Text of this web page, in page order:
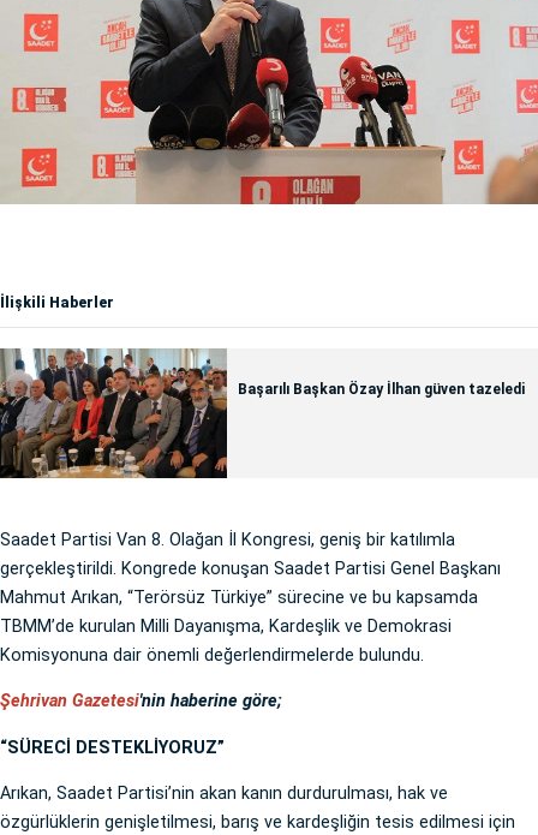
İlişkili Haberler
Başarılı Başkan Özay İlhan güven tazeledi
Saadet Partisi Van 8. Olağan İl Kongresi, geniş bir katılımla
gerçekleştirildi. Kongrede konuşan Saadet Partisi Genel Başkanı
Mahmut Arıkan, “Terörsüz Türkiye” sürecine ve bu kapsamda
TBMM’de kurulan Milli Dayanışma, Kardeşlik ve Demokrasi
Komisyonuna dair önemli değerlendirmelerde bulundu.
Şehrivan Gazetesi'nin haberine göre;
“SÜRECİ DESTEKLİYORUZ”
Arıkan, Saadet Partisi’nin akan kanın durdurulması, hak ve
özgürlüklerin genişletilmesi, barış ve kardeşliğin tesis edilmesi için